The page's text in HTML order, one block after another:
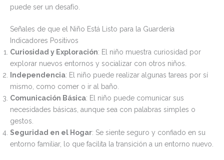
puede ser un desafío.
Señales de que el Niño Está Listo para la Guardería
Indicadores Positivos
Curiosidad y Exploración: El niño muestra curiosidad por
explorar nuevos entornos y socializar con otros niños.
Independencia: El niño puede realizar algunas tareas por sí
mismo, como comer o ir al baño.
Comunicación Básica: El niño puede comunicar sus
necesidades básicas, aunque sea con palabras simples o
gestos.
Seguridad en el Hogar: Se siente seguro y confiado en su
entorno familiar, lo que facilita la transición a un entorno nuevo.